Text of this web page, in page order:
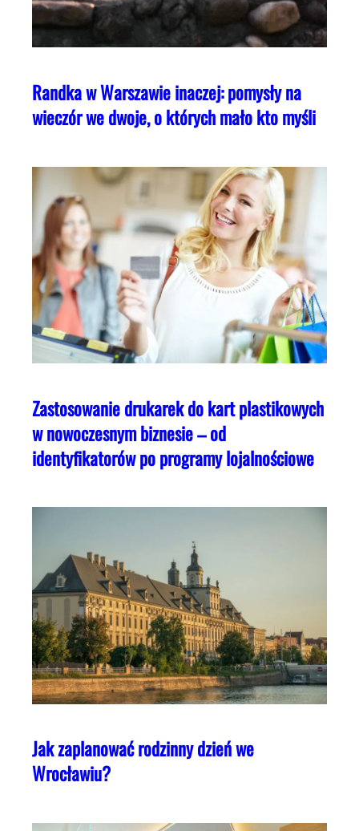
Randka w Warszawie inaczej: pomysły na
wieczór we dwoje, o których mało kto myśli
Zastosowanie drukarek do kart plastikowych
w nowoczesnym biznesie – od
identyfikatorów po programy lojalnościowe
Jak zaplanować rodzinny dzień we
Wrocławiu?